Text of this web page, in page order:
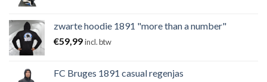
zwarte hoodie 1891 "more than a number"
€59,99incl. btw
FC Bruges 1891 casual regenjas